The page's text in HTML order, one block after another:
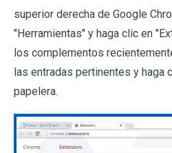
superior derecha de Google
"Herramientas" y haga clic en
los complementos
las entradas pertinentes y haga
papelera.